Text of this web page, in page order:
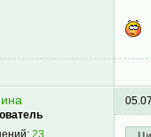
23